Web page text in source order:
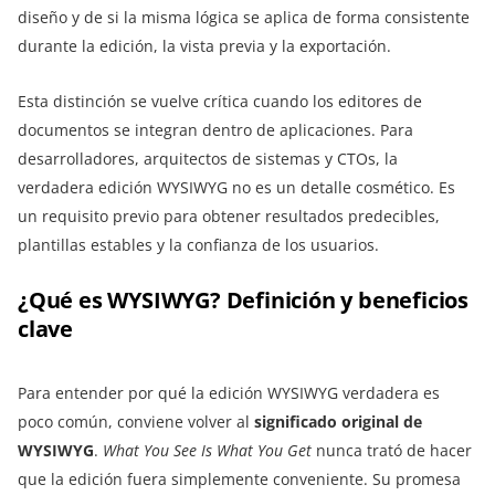
diseño y de si la misma lógica se aplica de forma consistente
durante la edición, la vista previa y la exportación.
Esta distinción se vuelve crítica cuando los editores de
documentos se integran dentro de aplicaciones. Para
desarrolladores, arquitectos de sistemas y CTOs, la
verdadera edición WYSIWYG no es un detalle cosmético. Es
un requisito previo para obtener resultados predecibles,
plantillas estables y la confianza de los usuarios.
¿Qué es WYSIWYG? Definición y beneficios
clave
Para entender por qué la edición WYSIWYG verdadera es
poco común, conviene volver al significado original de
WYSIWYG. What You See Is What You Get nunca trató de hacer
que la edición fuera simplemente conveniente. Su promesa